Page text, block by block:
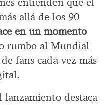
allá de los 90
en un momento
rumbo al Mundial
fans cada vez más
lanzamiento destaca